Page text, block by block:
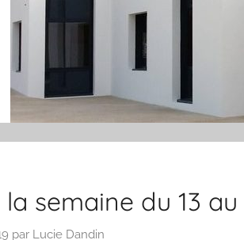
semaine du 13 au
par Lucie Dandin